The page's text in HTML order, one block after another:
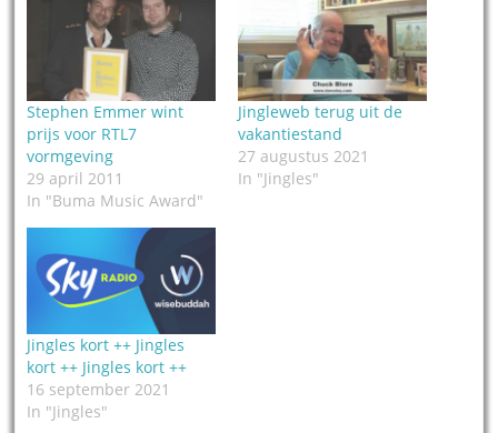
Stephen Emmer wint
prijs voor RTL7
vormgeving
29 april 2011
In "Buma Music Award"
Jingleweb terug uit de
vakantiestand
27 augustus 2021
In "Jingles"
Jingles kort ++ Jingles
kort ++ Jingles kort ++
16 september 2021
In "Jingles"